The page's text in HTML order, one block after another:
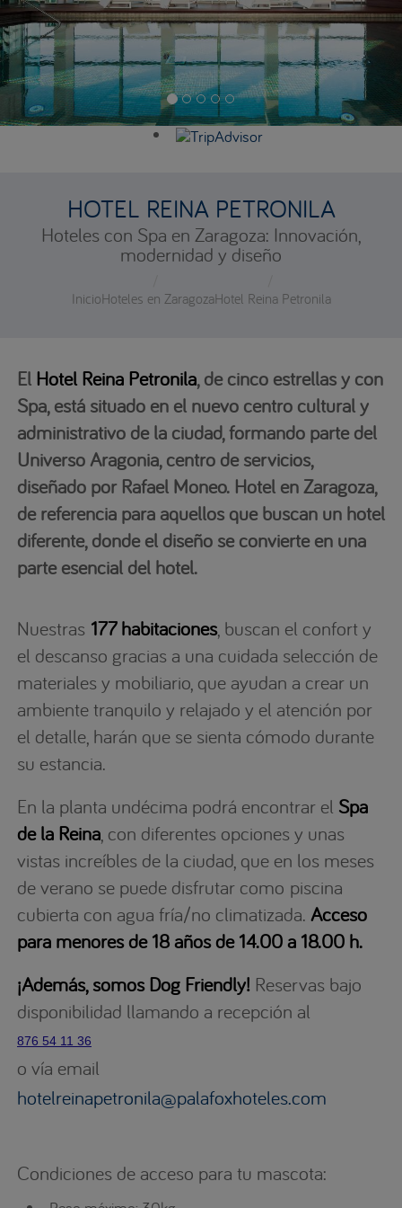
HOTEL REINA PETRONILA
Hoteles con Spa en Zaragoza: Innovación,
modernidad y diseño
InicioHoteles en ZaragozaHotel Reina Petronila
El Hotel Reina Petronila, de cinco estrellas y con
Spa, está situado en el nuevo centro cultural y
administrativo de la ciudad, formando parte del
Universo Aragonia, centro de servicios,
diseñado por Rafael Moneo. Hotel en Zaragoza,
de referencia para aquellos que buscan un hotel
diferente, donde el diseño se convierte en una
parte esencial del hotel.
Nuestras 177 habitaciones, buscan el confort y
el descanso gracias a una cuidada selección de
materiales y mobiliario, que ayudan a crear un
ambiente tranquilo y relajado y el atención por
el detalle, harán que se sienta cómodo durante
su estancia.
En la planta undécima podrá encontrar el Spa
de la Reina, con diferentes opciones y unas
vistas increíbles de la ciudad, que en los meses
de verano se puede disfrutar como piscina
cubierta con agua fría/no climatizada. Acceso
para menores de 18 años de 14.00 a 18.00 h.
¡Además, somos Dog Friendly! Reservas bajo
disponibilidad llamando a recepción al
876 54 11 36
o vía email
hotelreinapetronila@palafoxhoteles.com
Condiciones de acceso para tu mascota: